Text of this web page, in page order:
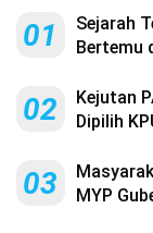
01
Sejarah
Bertemu
02
Kejutan
Dipilih
03
MYP